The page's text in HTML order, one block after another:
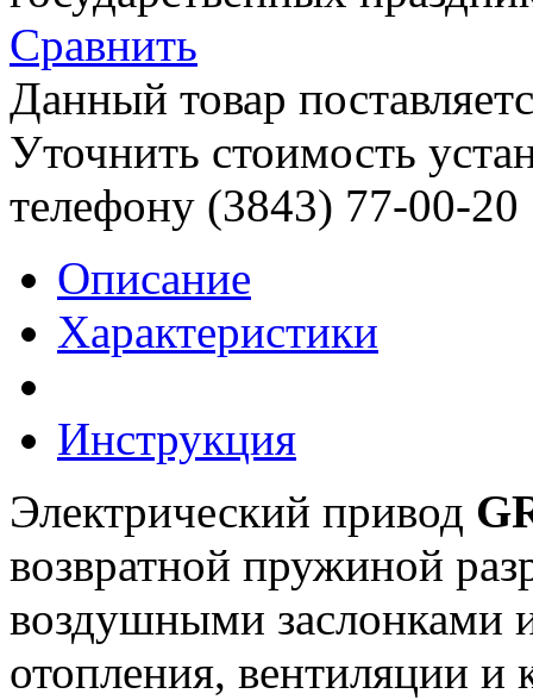
Сравнить
Данный товар
Уточнить стоимость
телефону (3843) 77-00-20
Описание
Характеристики
Инструкция
Электрический привод
возвратной пружиной
воздушными заслонками
отопления, вентиляции и